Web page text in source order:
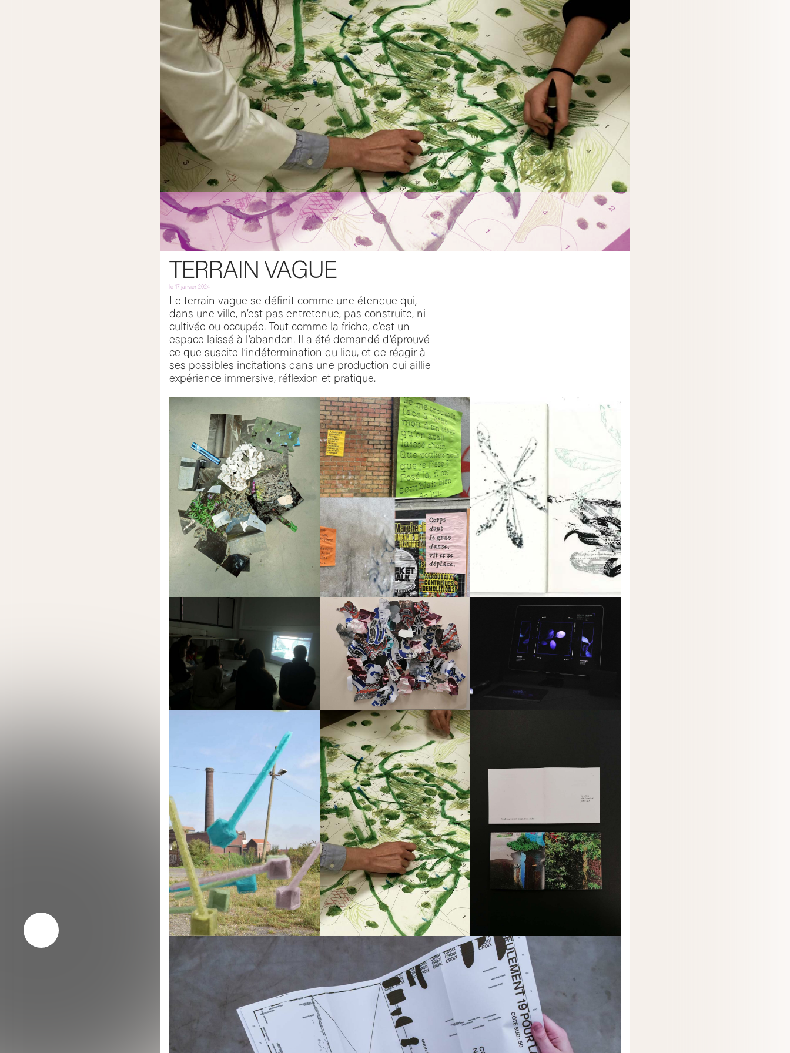
TERRAIN VAGUE
le 17 janvier 2024
Le terrain vague se définit comme une étendue qui,
dans une ville, n’est pas entretenue, pas construite, ni
cultivée ou occupée. Tout comme la friche, c’est un
espace laissé à l’abandon. Il a été demandé d’éprouvé
ce que suscite l’indétermination du lieu, et de réagir à
ses possibles incitations dans une production qui aillie
expérience immersive, réflexion et pratique.